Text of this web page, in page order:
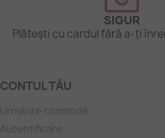
SIGUR
Plătești cu cardul fără a-ți
CONTUL TĂU
Urmărire comandă
Autentificare